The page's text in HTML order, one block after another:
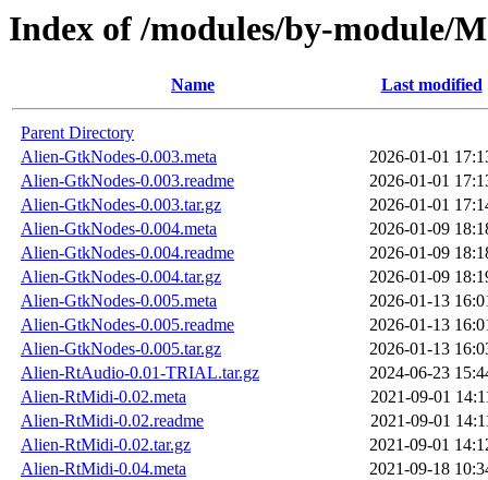
Index of /modules/by-module/
Name Last modified
Parent Directory
Alien-GtkNodes-0.003.meta
2026-01-01
Alien-GtkNodes-0.003.readme
2026-01-01
Alien-GtkNodes-0.003.tar.gz
2026-01-01
Alien-GtkNodes-0.004.meta
2026-01-09
Alien-GtkNodes-0.004.readme
2026-01-09
Alien-GtkNodes-0.004.tar.gz
2026-01-09
Alien-GtkNodes-0.005.meta
2026-01-13
Alien-GtkNodes-0.005.readme
2026-01-13
Alien-GtkNodes-0.005.tar.gz
2026-01-13
Alien-RtAudio-0.01-TRIAL.tar.gz
2024-06-23
Alien-RtMidi-0.02.meta
2021-09-01
Alien-RtMidi-0.02.readme
2021-09-01
Alien-RtMidi-0.02.tar.gz
2021-09-01
Alien-RtMidi-0.04.meta
2021-09-18